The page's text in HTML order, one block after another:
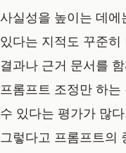
사실성을 높이는 데
있다는 지적도 꾸준
결과나 근거 문서를
프롬프트 조정만 하
수 있다는 평가가 많
그렇다고 프롬프트의